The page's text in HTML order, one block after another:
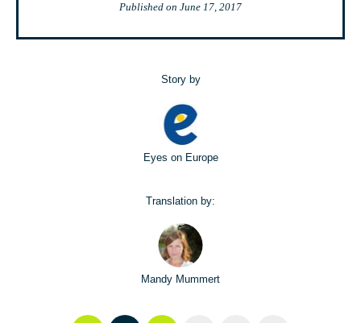
Published on June 17, 2017
Story by
Eyes on Europe
Translation by:
Mandy Mummert